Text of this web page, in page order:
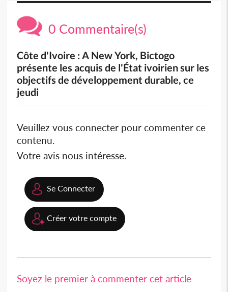
0 Commentaire(s)
Côte d'Ivoire : A New York, Bictogo
présente les acquis de l'État ivoirien sur les
objectifs de développement durable, ce
jeudi
Veuillez vous connecter pour commenter ce
contenu.
Votre avis nous intéresse.
Se Connecter
Créer votre compte
Soyez le premier à commenter cet article